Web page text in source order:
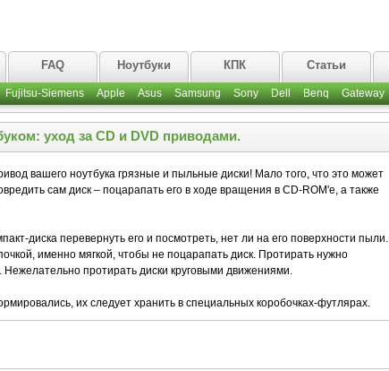
FAQ Ноутбуки КПК Статьи
Fujitsu-Siemens Apple Asus Samsung Sony Dell Benq Gateway
уход за СD и DVD приводами.
вашего ноутбука грязные и пыльные диски! Мало того, что это может
сам диск – поцарапать его в ходе вращения в CD-ROM'е, а также
диска перевернуть его и посмотреть, нет ли на его поверхности пыли.
именно мягкой, чтобы не поцарапать диск. Протирать нужно
Нежелательно протирать диски круговыми движениями.
их следует хранить в специальных коробочках-футлярах.